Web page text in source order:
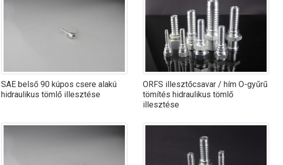
SAE belső 90 kúpos csere alakú
hidraulikus tömlő illesztése
ORFS illesztőcsavar / hím O-gyűrű
tömítés hidraulikus tömlő
illesztése